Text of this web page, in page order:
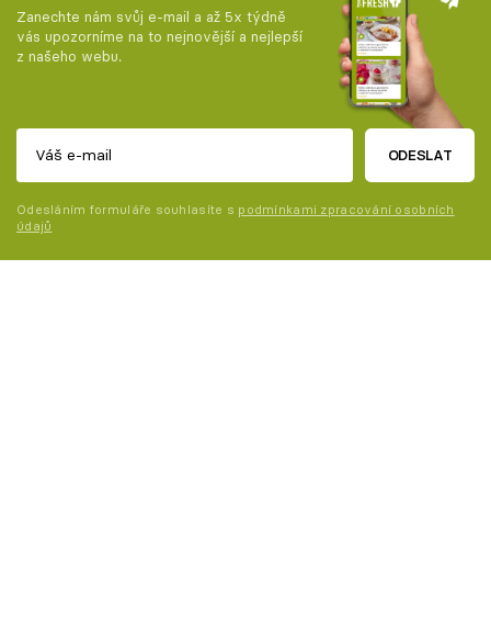
Zanechte nám svůj e-mail a až 5x týdně
vás upozorníme na to nejnovější a nejlepší
z našeho webu.
ODESLAT
Odesláním formuláře souhlasíte s podmínkami zpracování osobních
údajů